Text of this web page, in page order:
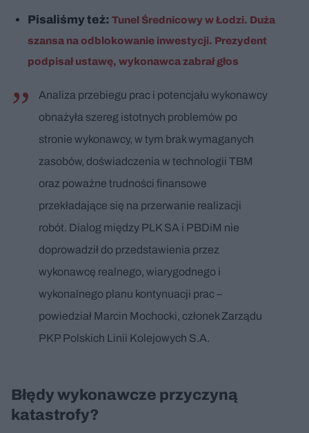
Pisaliśmy też: Tunel Średnicowy w Łodzi. Duża
szansa na odblokowanie inwestycji. Prezydent
podpisał ustawę, wykonawca zabrał głos
Analiza przebiegu prac i potencjału wykonawcy
obnażyła szereg istotnych problemów po
stronie wykonawcy, w tym brak wymaganych
zasobów, doświadczenia w technologii TBM
oraz poważne trudności finansowe
przekładające się na przerwanie realizacji
robót. Dialog między PLK SA i PBDiM nie
doprowadził do przedstawienia przez
wykonawcę realnego, wiarygodnego i
wykonalnego planu kontynuacji prac –
powiedział Marcin Mochocki, członek Zarządu
PKP Polskich Linii Kolejowych S.A.
Błędy wykonawcze przyczyną
katastrofy?